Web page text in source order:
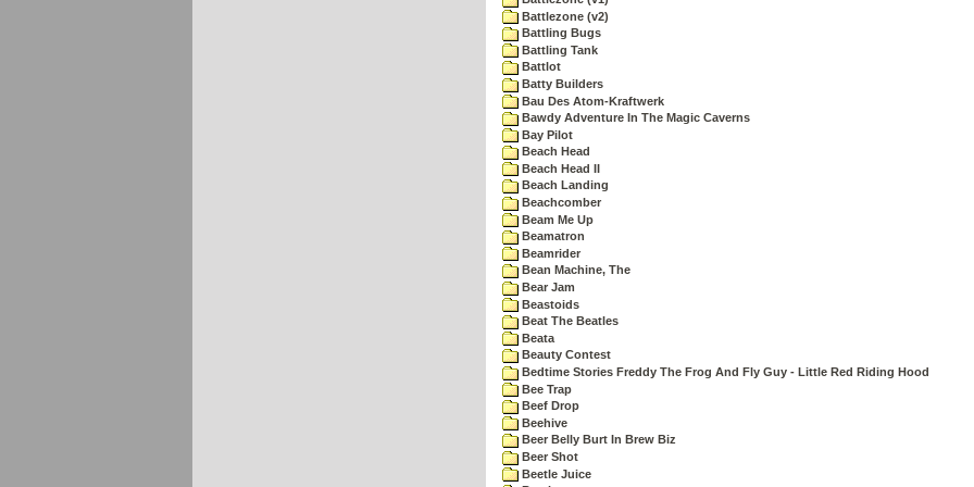
Battlezone (v2)
Battling Bugs
Battling Tank
Battlot
Batty Builders
Bau Des Atom-Kraftwerk
Bawdy Adventure In The Magic Caverns
Bay Pilot
Beach Head
Beach Head II
Beach Landing
Beachcomber
Beam Me Up
Beamatron
Beamrider
Bean Machine, The
Bear Jam
Beastoids
Beat The Beatles
Beata
Beauty Contest
Bedtime Stories Freddy The Frog And Fly Guy - Little Red Riding Hood
Bee Trap
Beef Drop
Beehive
Beer Belly Burt In Brew Biz
Beer Shot
Beetle Juice